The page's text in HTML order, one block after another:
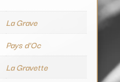
La Grave
Pays d'Oc
La Gravette